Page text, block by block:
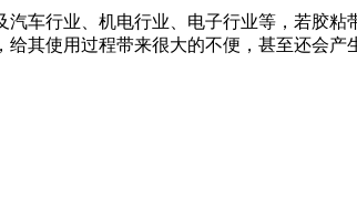
车行业、机电行业、电子行业等，若胶粘
其使用过程带来很大的不便，甚至还会产